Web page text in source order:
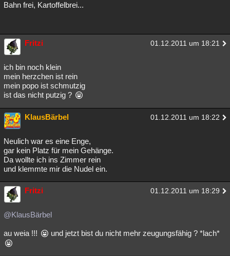
Bahn frei, Kartoffelbrei...
Fritzi 01.12.2011 um 18:21
ich bin noch klein
mein herzchen ist rein
mein popo ist schmutzig
ist das nicht putzig ?
KlausBärbel 01.12.2011 um 18:22
Neulich war es eine Enge,
gar kein Platz für mein Gehänge.
Da wollte ich ins Zimmer rein
und klemmte mir die Nudel ein.
Fritzi 01.12.2011 um 18:29
@KlausBärbel
au weia !!! und jetzt bist du nicht mehr zeugungsfähig ? *lach*